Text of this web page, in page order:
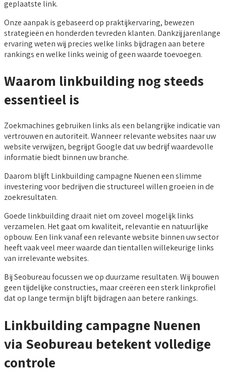
geplaatste link.
Onze aanpak is gebaseerd op praktijkervaring, bewezen
strategieën en honderden tevreden klanten. Dankzij jarenlange
ervaring weten wij precies welke links bijdragen aan betere
rankings en welke links weinig of geen waarde toevoegen.
Waarom linkbuilding nog steeds
essentieel is
Zoekmachines gebruiken links als een belangrijke indicatie van
vertrouwen en autoriteit. Wanneer relevante websites naar uw
website verwijzen, begrijpt Google dat uw bedrijf waardevolle
informatie biedt binnen uw branche.
Daarom blijft Linkbuilding campagne Nuenen een slimme
investering voor bedrijven die structureel willen groeien in de
zoekresultaten.
Goede linkbuilding draait niet om zoveel mogelijk links
verzamelen. Het gaat om kwaliteit, relevantie en natuurlijke
opbouw. Een link vanaf een relevante website binnen uw sector
heeft vaak veel meer waarde dan tientallen willekeurige links
van irrelevante websites.
Bij Seobureau focussen we op duurzame resultaten. Wij bouwen
geen tijdelijke constructies, maar creëren een sterk linkprofiel
dat op lange termijn blijft bijdragen aan betere rankings.
Linkbuilding campagne Nuenen
via Seobureau betekent volledige
controle